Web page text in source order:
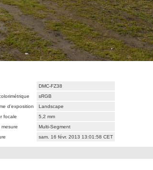
DMC-FZ38
sRGB
d'exposition
Landscape
focale
5,2 mm
Multi-Segment
sam. 16 févr. 2013 13:01:58 CET